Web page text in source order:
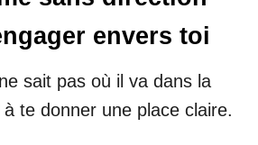
envers toi
sait pas où il va dans la
te donner une place claire.